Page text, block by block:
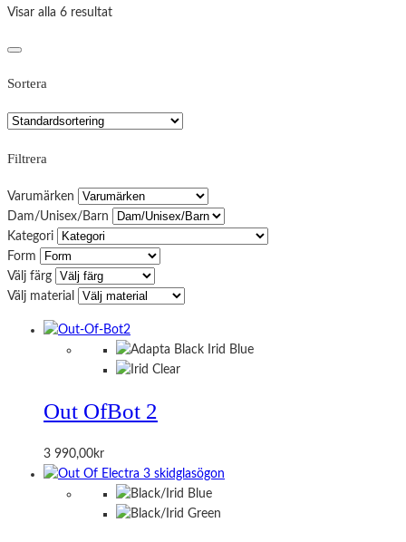
Visar alla 6 resultat
Sortera
Filtrera
Varumärken
Dam/Unisex/Barn
Kategori
Form
Välj färg
Välj material
Out OfBot 2
3 990,00kr